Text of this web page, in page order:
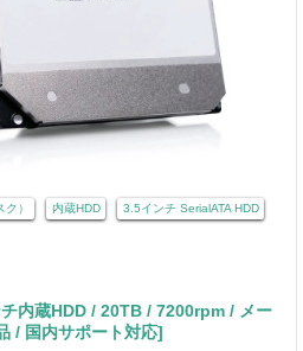
） 内蔵HDD 3.5インチ SerialATA HDD
内蔵HDD / 20TB / 7200rpm / メー
/ 国内サポート対応]